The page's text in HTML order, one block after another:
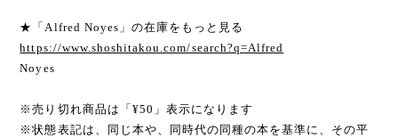
★「Alfred Noyes」の在庫をもっと見る
https://www.shoshitakou.com/search?q=Alfred
Noyes
※売り切れ商品は「¥50」表示になります
※状態表記は、同じ本や、同時代の同種の本を基準に、その平